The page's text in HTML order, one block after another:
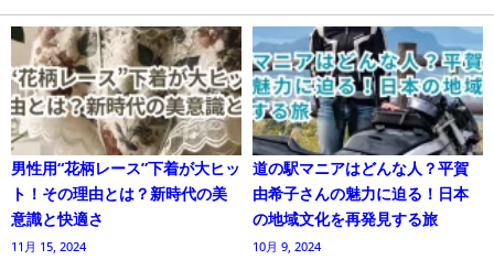
男性用“花柄レース”下着が大ヒッ
ト！その理由とは？新時代の美
意識と快適さ
11月 15, 2024
道の駅マニアはどんな人？平賀
由希子さんの魅力に迫る！日本
の地域文化を再発見する旅
10月 9, 2024